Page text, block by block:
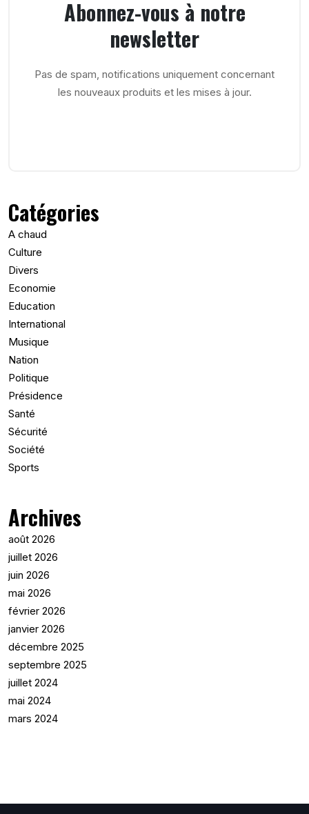
Abonnez-vous à notre
newsletter
Pas de spam, notifications uniquement concernant
les nouveaux produits et les mises à jour.
Catégories
A chaud
Culture
Divers
Economie
Education
International
Musique
Nation
Politique
Présidence
Santé
Sécurité
Société
Sports
Archives
août 2026
juillet 2026
juin 2026
mai 2026
février 2026
janvier 2026
décembre 2025
septembre 2025
juillet 2024
mai 2024
mars 2024